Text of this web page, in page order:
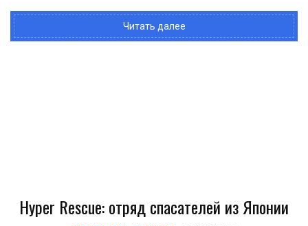
Читать далее
Hyper Rescue: отряд спасателей из Японии